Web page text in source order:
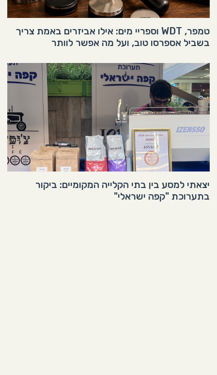
טמפר, WDT וספריי מים: אילו אביזרים באמת צריך
בשביל אספרסו טוב, ועל מה אפשר לוותר
יצאתי למסע בין בתי הקלייה המקומיים: ביקור
בתערוכת "קפה ישראלי"